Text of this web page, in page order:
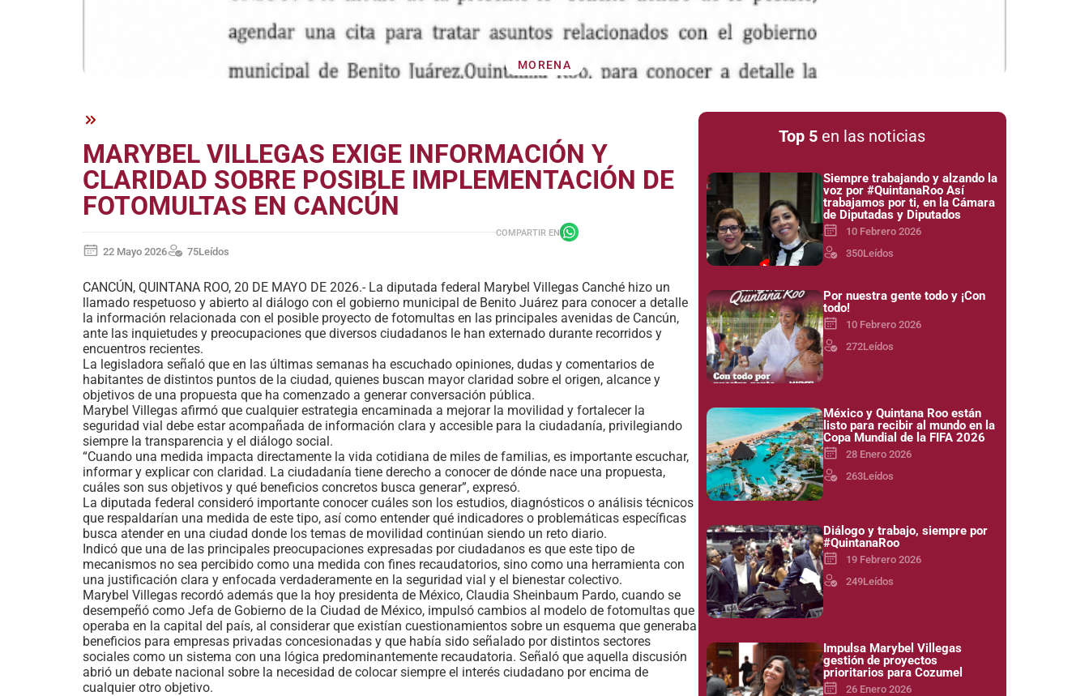
MORENA
MARYBEL VILLEGAS EXIGE INFORMACIÓN Y
CLARIDAD SOBRE POSIBLE IMPLEMENTACIÓN DE
FOTOMULTAS EN CANCÚN
COMPARTIR EN
22 Mayo 2026 75Leídos
CANCÚN, QUINTANA ROO, 20 DE MAYO DE 2026.- La diputada federal Marybel Villegas Canché hizo un
llamado respetuoso y abierto al diálogo con el gobierno municipal de Benito Juárez para conocer a detalle
la información relacionada con el posible proyecto de fotomultas en las principales avenidas de Cancún,
ante las inquietudes y preocupaciones que diversos ciudadanos le han externado durante recorridos y
encuentros recientes.
La legisladora señaló que en las últimas semanas ha escuchado opiniones, dudas y comentarios de
habitantes de distintos puntos de la ciudad, quienes buscan mayor claridad sobre el origen, alcance y
objetivos de una propuesta que ha comenzado a generar conversación pública.
Marybel Villegas afirmó que cualquier estrategia encaminada a mejorar la movilidad y fortalecer la
seguridad vial debe estar acompañada de información clara y accesible para la ciudadanía, privilegiando
siempre la transparencia y el diálogo social.
“Cuando una medida impacta directamente la vida cotidiana de miles de familias, es importante escuchar,
informar y explicar con claridad. La ciudadanía tiene derecho a conocer de dónde nace una propuesta,
cuáles son sus objetivos y qué beneficios concretos busca generar”, expresó.
La diputada federal consideró importante conocer cuáles son los estudios, diagnósticos o análisis técnicos
que respaldarían una medida de este tipo, así como entender qué indicadores o problemáticas específicas
busca atender en una ciudad donde los temas de movilidad continúan siendo un reto diario.
Indicó que una de las principales preocupaciones expresadas por ciudadanos es que este tipo de
mecanismos no sea percibido como una medida con fines recaudatorios, sino como una herramienta con
una justificación clara y enfocada verdaderamente en la seguridad vial y el bienestar colectivo.
Marybel Villegas recordó además que la hoy presidenta de México, Claudia Sheinbaum Pardo, cuando se
desempeñó como Jefa de Gobierno de la Ciudad de México, impulsó cambios al modelo de fotomultas que
operaba en la capital del país, al considerar que existían cuestionamientos sobre un esquema que generaba
beneficios para empresas privadas concesionadas y que había sido señalado por distintos sectores
sociales como un sistema con una lógica predominantemente recaudatoria. Señaló que aquella discusión
abrió un debate nacional sobre la necesidad de colocar siempre el interés ciudadano por encima de
cualquier otro objetivo.
Top 5 en las noticias
Siempre trabajando y alzando la
voz por #QuintanaRoo Así
trabajamos por ti, en la Cámara
de Diputadas y Diputados
10 Febrero 2026
350Leídos
Por nuestra gente todo y ¡Con
todo!
10 Febrero 2026
272Leídos
México y Quintana Roo están
listo para recibir al mundo en la
Copa Mundial de la FIFA 2026
28 Enero 2026
263Leídos
Diálogo y trabajo, siempre por
#QuintanaRoo
19 Febrero 2026
249Leídos
Impulsa Marybel Villegas
gestión de proyectos
prioritarios para Cozumel
26 Enero 2026